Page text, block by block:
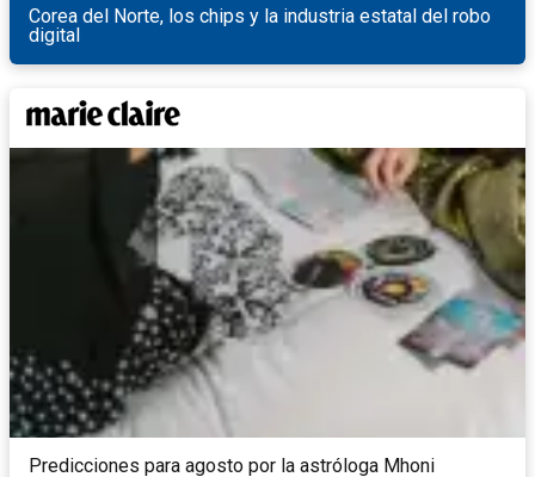
Corea del Norte, los chips y la industria estatal del robo
digital
Predicciones para agosto por la astróloga Mhoni